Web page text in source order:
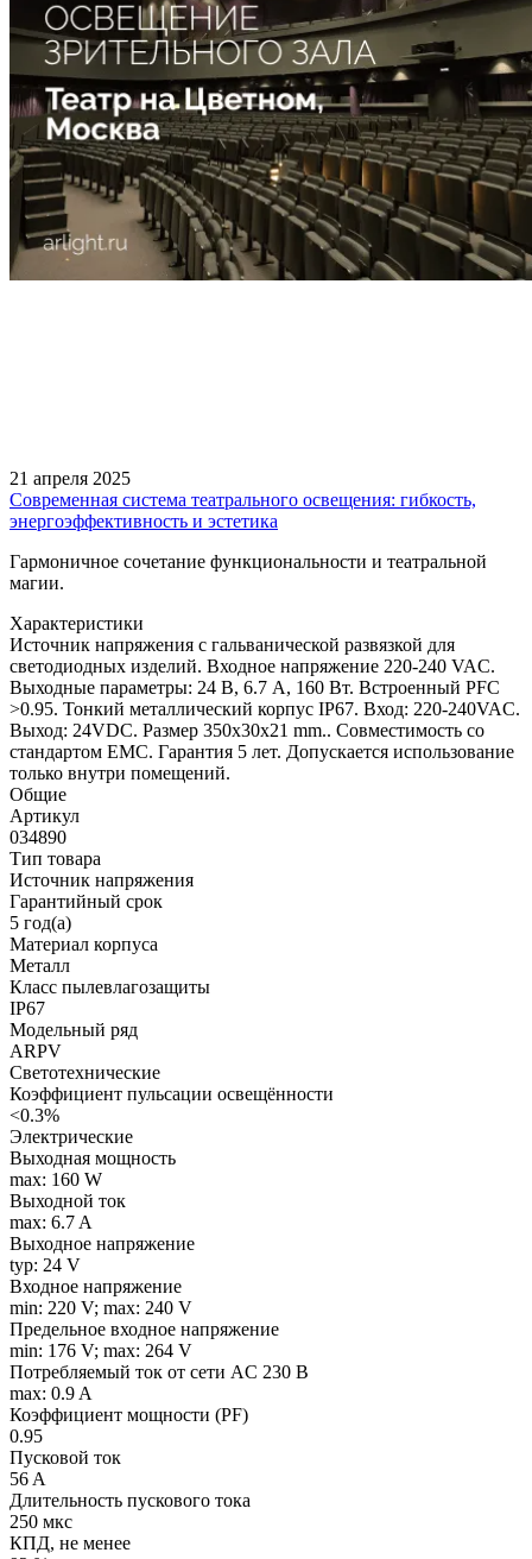
21 апреля 2025
Современная система театрального освещения: гибкость,
энергоэффективность и эстетика
Гармоничное сочетание функциональности и театральной
магии.
Характеристики
Источник напряжения с гальванической развязкой для
светодиодных изделий. Входное напряжение 220-240 VAC.
Выходные параметры: 24 В, 6.7 А, 160 Вт. Встроенный PFC
>0.95. Тонкий металлический корпус IP67. Вход: 220-240VAC.
Выход: 24VDC. Размер 350х30х21 mm.. Совместимость со
стандартом EMC. Гарантия 5 лет. Допускается использование
только внутри помещений.
Общие
Артикул
034890
Тип товара
Источник напряжения
Гарантийный срок
5 год(а)
Материал корпуса
Металл
Класс пылевлагозащиты
IP67
Модельный ряд
ARPV
Светотехнические
Коэффициент пульсации освещённости
<0.3%
Электрические
Выходная мощность
max: 160 W
Выходной ток
max: 6.7 A
Выходное напряжение
typ: 24 V
Входное напряжение
min: 220 V; max: 240 V
Предельное входное напряжение
min: 176 V; max: 264 V
Потребляемый ток от сети AC 230 В
max: 0.9 A
Коэффициент мощности (PF)
0.95
Пусковой ток
56 A
Длительность пускового тока
250 мкс
КПД, не менее